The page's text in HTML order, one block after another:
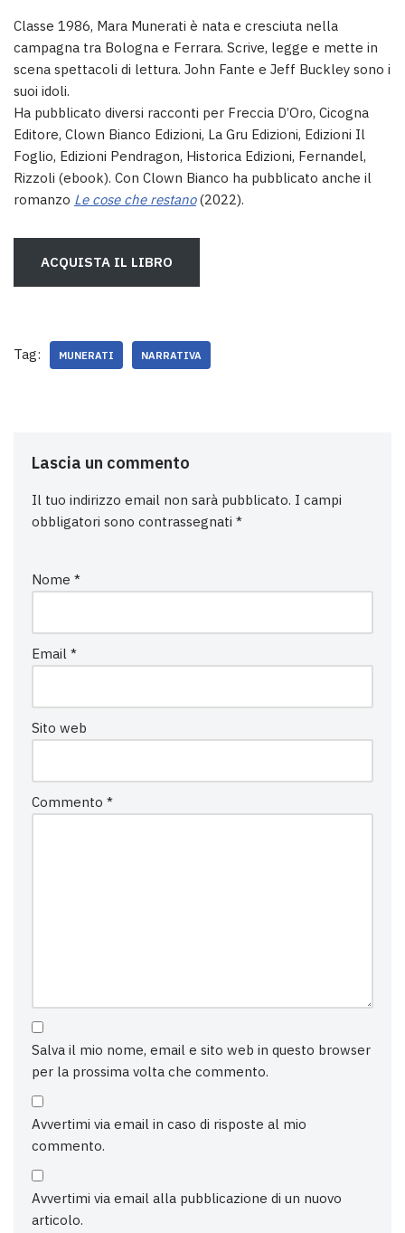
Classe 1986, Mara Munerati è nata e cresciuta nella
campagna tra Bologna e Ferrara. Scrive, legge e mette in
scena spettacoli di lettura. John Fante e Jeff Buckley sono i
suoi idoli.
Ha pubblicato diversi racconti per Freccia D’Oro, Cicogna
Editore, Clown Bianco Edizioni, La Gru Edizioni, Edizioni Il
Foglio, Edizioni Pendragon, Historica Edizioni, Fernandel,
Rizzoli (ebook). Con Clown Bianco ha pubblicato anche il
romanzo Le cose che restano(2022).
ACQUISTA IL LIBRO
Tag: MUNERATI NARRATIVA
Lascia un commento
Il tuo indirizzo email non sarà pubblicato. I campi
obbligatori sono contrassegnati *
Nome *
Email *
Sito web
Commento *
Salva il mio nome, email e sito web in questo browser
per la prossima volta che commento.
Avvertimi via email in caso di risposte al mio
commento.
Avvertimi via email alla pubblicazione di un nuovo
articolo.